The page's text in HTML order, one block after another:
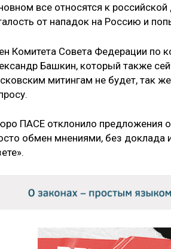
все относятся к
от нападок на Россию и
Комитета Совета Федерации по
Башкин, который также
митингам не будет, так
ПАСЕ отклонило предложения
обмен мнениями, без доклада